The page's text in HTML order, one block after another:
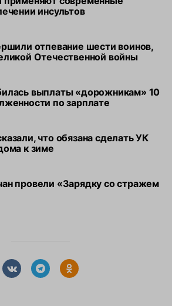
инсультов
отпевание шести воинов,
Отечественной войны
выплаты «дорожникам» 10
по зарплате
что обязана сделать УК
к зиме
провели «Зарядку со стражем